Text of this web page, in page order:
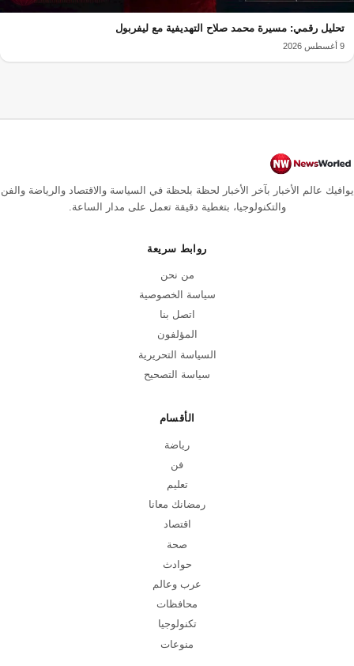
تحليل رقمي: مسيرة محمد صلاح التهديفية مع ليفربول
9 أغسطس 2026
يوافيك عالم الأخبار بآخر الأخبار لحظة بلحظة في السياسة والاقتصاد والرياضة والفن
والتكنولوجيا، بتغطية دقيقة تعمل على مدار الساعة.
روابط سريعة
من نحن
سياسة الخصوصية
اتصل بنا
المؤلفون
السياسة التحريرية
سياسة التصحيح
الأقسام
رياضة
فن
تعليم
رمضانك معانا
اقتصاد
صحة
حوادث
عرب وعالم
محافظات
تكنولوجيا
منوعات